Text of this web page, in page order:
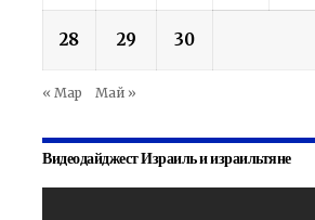
28 29 30
« Мар Май »
Видеодайджест Израиль и израильтяне